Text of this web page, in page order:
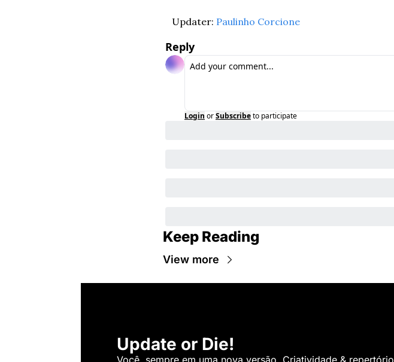
Updater: Paulinho Corcione
Reply
Login orSubscribeto participate
Keep Reading
View more
Update or Die!